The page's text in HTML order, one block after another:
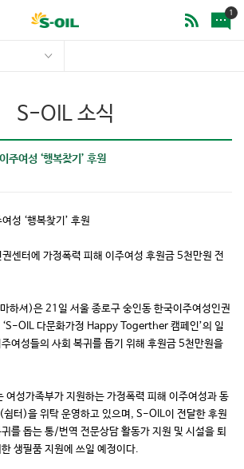
1
S-OIL 소식
주여성 ‘행복찾기’ 후원
성 ‘행복찾기’ 후원
센터에 가정폭력 피해 이주여성 후원금 5천만원 전
하셔)은 21일 서울 종로구 숭인동 한국이주여성인권
OIL 다문화가정 Happy Togerther 캠페인’의 일
여성들의 사회 복귀를 돕기 위해 후원금 5천만원을
여성가족부가 지원하는 가정폭력 피해 이주여성과 동
쉼터)을 위탁 운영하고 있으며, S-OIL이 전달한 후원
를 돕는 통/번역 전문상담 활동가 지원 및 시설을 퇴
생필품 지원에 쓰일 예정이다.